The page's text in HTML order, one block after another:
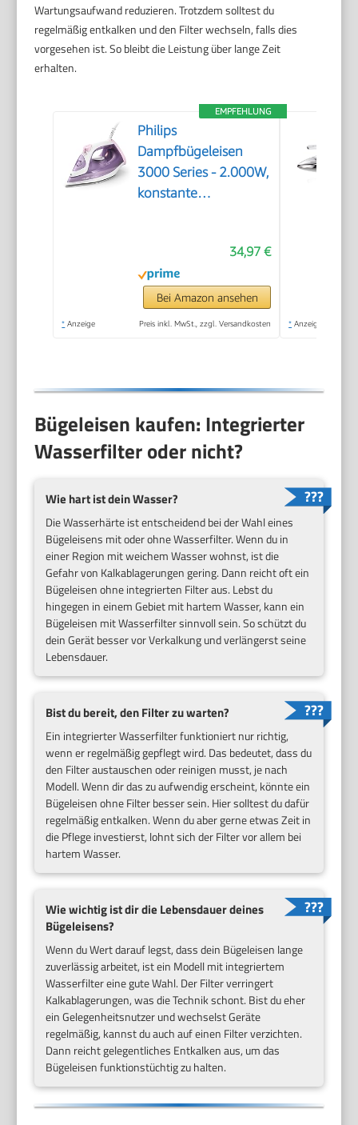
Wartungsaufwand reduzieren. Trotzdem solltest du
regelmäßig entkalken und den Filter wechseln, falls dies
vorgesehen ist. So bleibt die Leistung über lange Zeit
erhalten.
EMPFEHLUNG
Philips
Dampfbügeleisen
3000 Series - 2.000W,
konstante
Keramikbügelsohle,
Vertikaldampf,
Lila/Weiß
34,97 €
Bei Amazon ansehen
* Anzeige Preis inkl. MwSt., zzgl. Versandkosten * Anzeige
Bügeleisen kaufen: Integrierter
Wasserfilter oder nicht?
Wie hart ist dein Wasser?
Die Wasserhärte ist entscheidend bei der Wahl eines
Bügeleisens mit oder ohne Wasserfilter. Wenn du in
einer Region mit weichem Wasser wohnst, ist die
Gefahr von Kalkablagerungen gering. Dann reicht oft ein
Bügeleisen ohne integrierten Filter aus. Lebst du
hingegen in einem Gebiet mit hartem Wasser, kann ein
Bügeleisen mit Wasserfilter sinnvoll sein. So schützt du
dein Gerät besser vor Verkalkung und verlängerst seine
Lebensdauer.
Bist du bereit, den Filter zu warten?
Ein integrierter Wasserfilter funktioniert nur richtig,
wenn er regelmäßig gepflegt wird. Das bedeutet, dass du
den Filter austauschen oder reinigen musst, je nach
Modell. Wenn dir das zu aufwendig erscheint, könnte ein
Bügeleisen ohne Filter besser sein. Hier solltest du dafür
regelmäßig entkalken. Wenn du aber gerne etwas Zeit in
die Pflege investierst, lohnt sich der Filter vor allem bei
hartem Wasser.
Wie wichtig ist dir die Lebensdauer deines
Bügeleisens?
Wenn du Wert darauf legst, dass dein Bügeleisen lange
zuverlässig arbeitet, ist ein Modell mit integriertem
Wasserfilter eine gute Wahl. Der Filter verringert
Kalkablagerungen, was die Technik schont. Bist du eher
ein Gelegenheitsnutzer und wechselst Geräte
regelmäßig, kannst du auch auf einen Filter verzichten.
Dann reicht gelegentliches Entkalken aus, um das
Bügeleisen funktionstüchtig zu halten.